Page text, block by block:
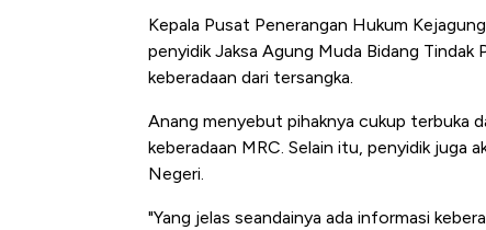
Kepala Pusat Penerangan Hukum
penyidik Jaksa Agung Muda Bidang Tindak
keberadaan dari tersangka.
Anang menyebut pihaknya cukup terbuka
keberadaan MRC. Selain itu, penyidik juga
Negeri.
"Yang jelas seandainya ada informasi